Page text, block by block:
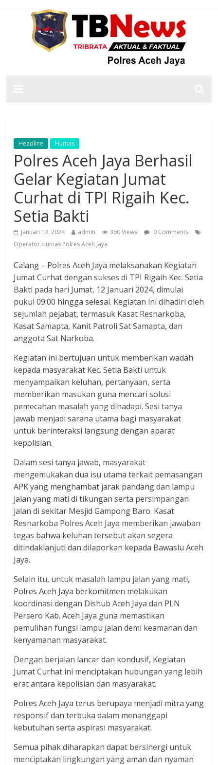
Headline Humas
Polres Aceh Jaya Berhasil
Gelar Kegiatan Jumat
Curhat di TPI Rigaih Kec.
Setia Bakti
Januari 13, 2024 admin 360 Views
0 Comments
Operator Humas Polres Aceh Jaya
Calang – Polres Aceh Jaya melaksanakan Kegiatan
Jumat Curhat dengan sukses di TPI Rigaih Kec. Setia
Bakti pada hari Jumat, 12 Januari 2024, dimulai
pukul 09:00 hingga selesai. Kegiatan ini dihadiri oleh
sejumlah pejabat, termasuk Kasat Resnarkoba,
Kasat Samapta, Kanit Patroli Sat Samapta, dan
anggota Sat Narkoba.
Kegiatan ini bertujuan untuk memberikan wadah
kepada masyarakat Kec. Setia Bakti untuk
menyampaikan keluhan, pertanyaan, serta
memberikan masukan guna mencari solusi
pemecahan masalah yang dihadapi. Sesi tanya
jawab menjadi sarana utama bagi masyarakat
untuk berinteraksi langsung dengan aparat
kepolisian.
Dalam sesi tanya jawab, masyarakat
mengemukakan dua isu utama terkait pemasangan
APK yang menghambat jarak pandang dan lampu
jalan yang mati di tikungan serta persimpangan
jalan di sekitar Mesjid Gampong Baro. Kasat
Resnarkoba Polres Aceh Jaya memberikan jawaban
tegas bahwa keluhan tersebut akan segera
ditindaklanjuti dan dilaporkan kepada Bawaslu Aceh
Jaya.
Selain itu, untuk masalah lampu jalan yang mati,
Polres Aceh Jaya berkomitmen melakukan
koordinasi dengan Dishub Aceh Jaya dan PLN
Persero Kab. Aceh Jaya guna memastikan
pemulihan fungsi lampu jalan demi keamanan dan
kenyamanan masyarakat.
Dengan berjalan lancar dan kondusif, Kegiatan
Jumat Curhat ini menciptakan hubungan yang lebih
erat antara kepolisian dan masyarakat.
Polres Aceh Jaya terus berupaya menjadi mitra yang
responsif dan terbuka dalam menanggapi
kebutuhan serta aspirasi masyarakat.
Semua pihak diharapkan dapat bersinergi untuk
menciptakan lingkungan yang aman dan nyaman